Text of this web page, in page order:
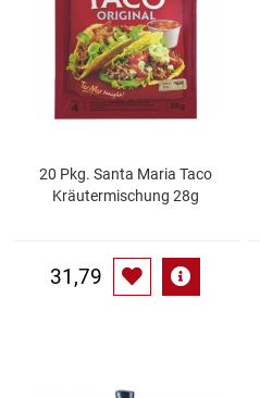
Speck / Rohschinken
Spirituosen
20 Pkg. Santa Maria Taco
Kräutermischung 28g
31,79